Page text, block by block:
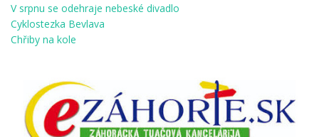
V srpnu se odehraje nebeské divadlo
Cyklostezka Bevlava
Chřiby na kole